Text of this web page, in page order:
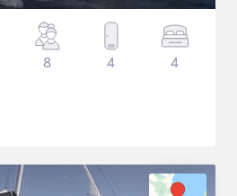
8 4 4